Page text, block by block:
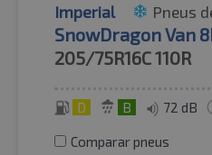
Imperial Pneus
SnowDragon Van
205/75R16C110R
D B 72 dB
Comparar pneus